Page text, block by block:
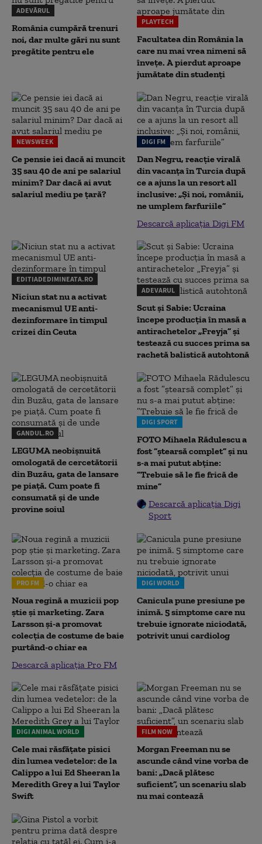
ADEVĂRUL
România cumpără trenuri
noi, dar multe gări nu sunt
pregătite pentru ele
PLAYTECH
Facultatea din România la
care nu mai vrea nimeni să
înveţe. A pierdut aproape
jumătate din studenţi
NEWSWEEK
Ce pensie iei dacă ai muncit
35 sau 40 de ani pe salariul
minim? Dar dacă ai avut
salariul mediu pe țară?
DIGI FM
Dan Negru, reacție virală
din vacanța în Turcia după
ce a ajuns la un resort all
inclusive: „Și noi, românii,
ne umplem farfuriile”
Descarcă aplicația Digi FM
EDITIADEDIMINEATA.RO
Niciun stat nu a activat
mecanismul UE anti-
dezinformare în timpul
crizei din Ceuta
ADEVARUL
Scut și Sabie: Ucraina
începe producția în masă a
antirachetelor „Freyja” și
testează cu succes prima sa
rachetă balistică autohtonă
GANDUL.RO
LEGUMA neobișnuită
omologată de cercetătorii
din Buzău, gata de lansare
pe piață. Cum poate fi
consumată și de unde
provine soiul
DIGI SPORT
FOTO Mihaela Rădulescu a
fost ”ștearsă complet” și nu
s-a mai putut abține:
”Trebuie să le fie frică de
mine”
Descarcă aplicația Digi
Sport
PRO FM
Noua regină a muzicii pop
știe și marketing. Zara
Larsson și-a promovat
colecția de costume de baie
purtând-o chiar ea
Descarcă aplicația Pro FM
DIGI WORLD
Canicula pune presiune pe
inimă. 5 simptome care nu
trebuie ignorate niciodată,
potrivit unui cardiolog
DIGI ANIMAL WORLD
Cele mai răsfățate pisici
din lumea vedetelor: de la
Calippo a lui Ed Sheeran la
Meredith Grey a lui Taylor
Swift
FILM NOW
Morgan Freeman nu se
ascunde când vine vorba de
bani: „Dacă plătesc
suficient”, un scenariu slab
nu mai contează